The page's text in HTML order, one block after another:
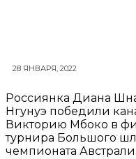
28 ЯНВАРЯ, 2022
Россиянка Диана
Нгунуэ победили
Викторию Мбоко в
турнира Большого
чемпионата